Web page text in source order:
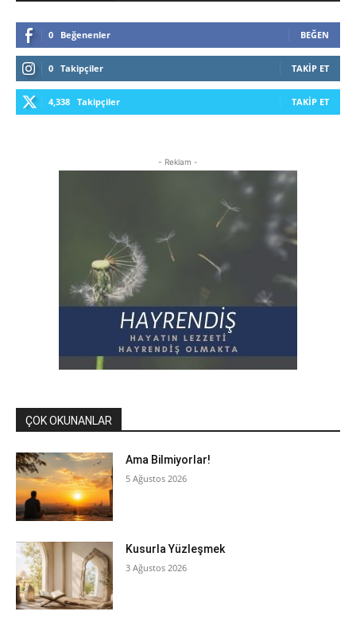
0 Beğenenler BEĞEN
0 Takipçiler TAKIP ET
4,338 Takipçiler TAKIP ET
- Reklam -
ÇOK OKUNANLAR
Ama Bilmiyorlar!
5 Ağustos 2026
Kusurla Yüzleşmek
3 Ağustos 2026